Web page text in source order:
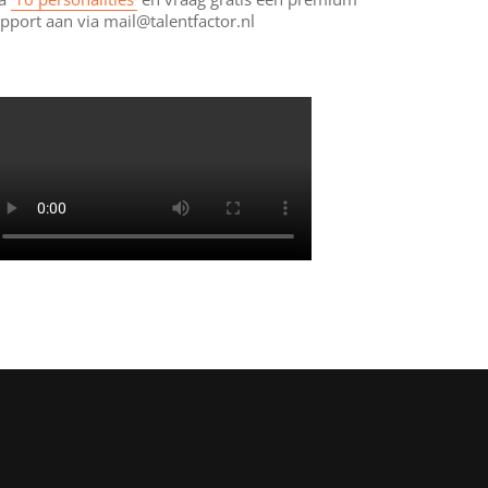
aan via mail@talentfactor.nl